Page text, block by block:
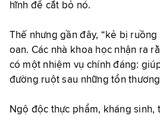
hĩnh để cắt bỏ nó.
Thế nhưng gần đây, “kẻ bị
oan. Các nhà khoa học nhận ra
có một nhiệm vụ chính đáng:
đường ruột sau những tổn
Ngộ độc thực phẩm, kháng sinh,